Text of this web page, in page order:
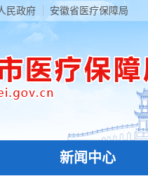
民政府 安徽省医疗保障局
新闻中心